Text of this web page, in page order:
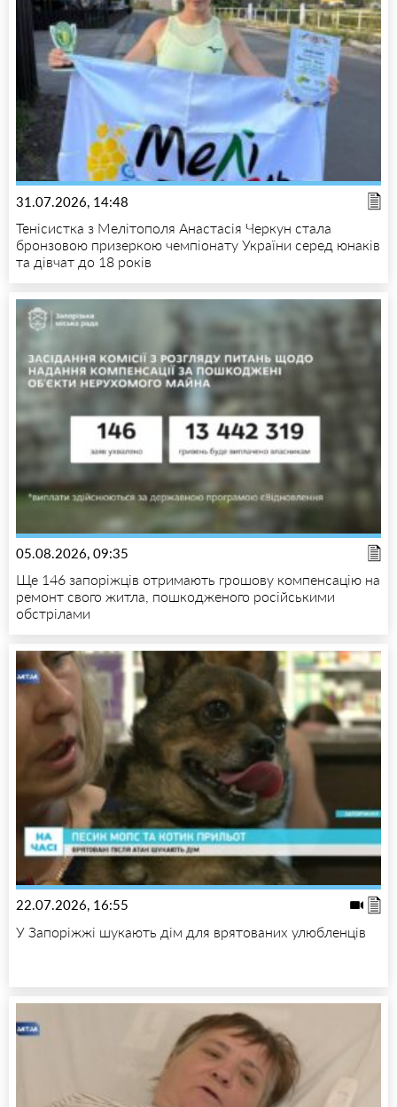
31.07.2026, 14:48
Тенісистка з Мелітополя Анастасія Черкун стала
бронзовою призеркою чемпіонату України серед юнаків
та дівчат до 18 років
05.08.2026, 09:35
Ще 146 запоріжців отримають грошову компенсацію на
ремонт свого житла, пошкодженого російськими
обстрілами
22.07.2026, 16:55
У Запоріжжі шукають дім для врятованих улюбленців